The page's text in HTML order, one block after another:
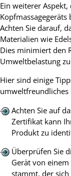
Ein weiterer
Achten Sie darauf,
Materialien wie
Dies minimiert den
Umweltbelastung
Hier sind einige
umweltfreundliches
Achten Sie auf
Zertifikat kann
Produkt zu
Überprüfen Sie
Gerät von
stammt, der